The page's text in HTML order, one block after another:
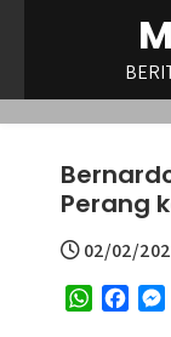
Perang
02/02/
W